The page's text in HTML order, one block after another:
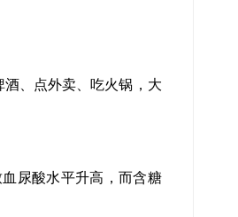
、点外卖、吃火锅，大
尿酸水平升高，而含糖